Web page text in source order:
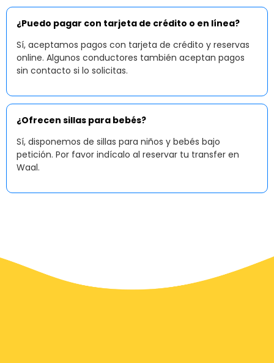
¿Puedo pagar con tarjeta de crédito o en línea?
Sí, aceptamos pagos con tarjeta de crédito y reservas
online. Algunos conductores también aceptan pagos
sin contacto si lo solicitas.
¿Ofrecen sillas para bebés?
Sí, disponemos de sillas para niños y bebés bajo
petición. Por favor indícalo al reservar tu transfer en
Waal.